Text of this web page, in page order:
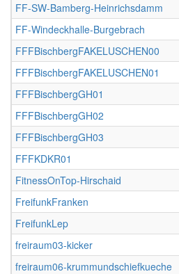
FF-SW-Bamberg-Heinrichsdamm
FF-Windeckhalle-Burgebrach
FFFBischbergFAKELUSCHEN00
FFFBischbergFAKELUSCHEN01
FFFBischbergGH01
FFFBischbergGH02
FFFBischbergGH03
FFFKDKR01
FitnessOnTop-Hirschaid
FreifunkFranken
FreifunkLep
freiraum03-kicker
freiraum06-krummundschiefkueche